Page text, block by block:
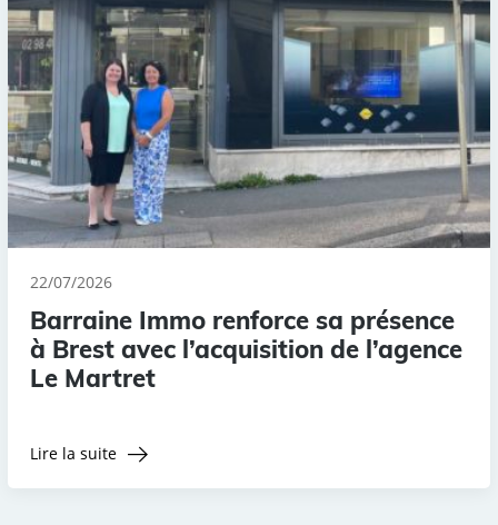
22/07/2026
Barraine Immo renforce sa présence
à Brest avec l’acquisition de l’agence
Le Martret
Lire la suite